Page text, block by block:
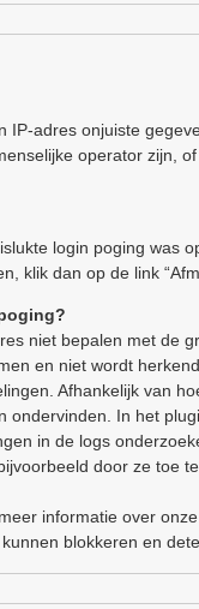
IP-adres onjuiste
operator zijn,
login poging was
klik dan op de link
niet bepalen met de
en niet wordt
Afhankelijk van
ondervinden. In het
in de logs
door ze toe
informatie over
blokkeren en